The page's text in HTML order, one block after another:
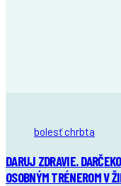
bolesť chrbta
DARUJ ZDRAVIE.
OSOBNÝM TRÉNEROM V